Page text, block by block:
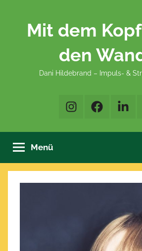
Mit dem
den
Dani Hildebrand – Impuls- &
InstagramFacebook
Menü